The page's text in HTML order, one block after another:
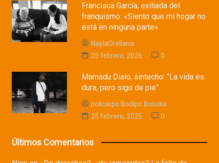
Francisca García, exiliada del
franquismo: «Siento que mi hogar no
está en ninguna parte»
NaylaOrellana
25 febrero, 2026
0
Mamadu Dialo, sintecho: “La vida es
dura, pero sigo de pie”
policarpo Bodipo Bosoka
25 febrero, 2026
0
Últimos Comentarios